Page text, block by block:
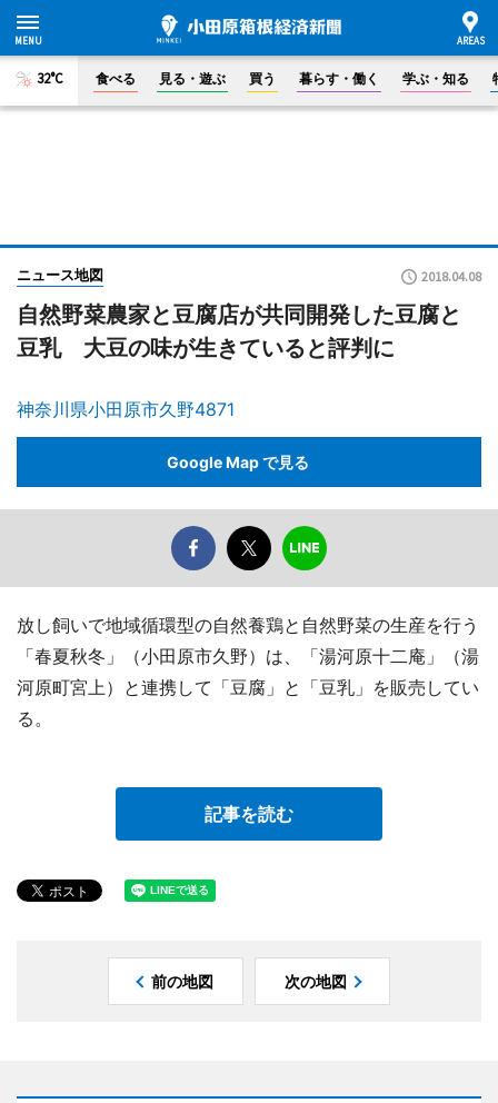
32°C 食べる 見る・遊ぶ 買う 暮らす・働く 学ぶ・知る
ニュース地図 2018.04.08
自然野菜農家と豆腐店が共同開発した豆腐と
豆乳 大豆の味が生きていると評判に
神奈川県小田原市久野4871
Google Map で見る
放し飼いで地域循環型の自然養鶏と自然野菜の生産を行う
「春夏秋冬」（小田原市久野）は、「湯河原十二庵」（湯
河原町宮上）と連携して「豆腐」と「豆乳」を販売してい
る。
記事を読む
前の地図 次の地図